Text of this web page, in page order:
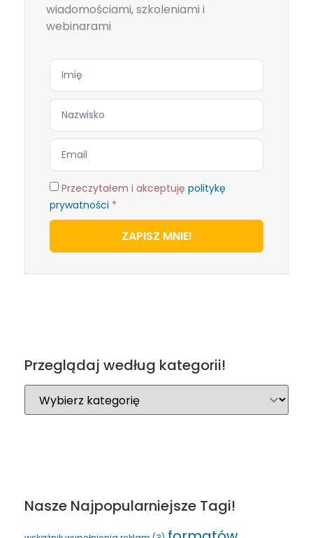
wiadomościami, szkoleniami i
webinarami
Przeczytałem i akceptuję politykę
prywatności *
ZAPISZ MNIE!
Przeglądaj według kategorii!
Nasze Najpopularniejsze Tagi!